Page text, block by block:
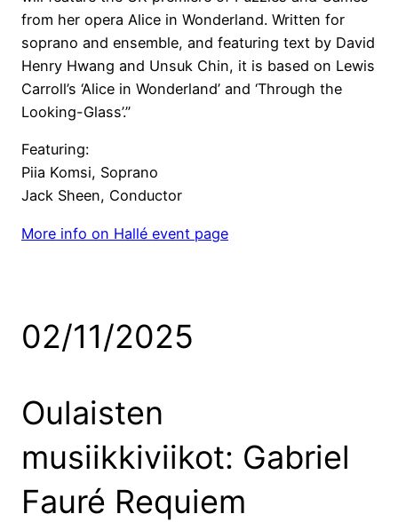
from her opera Alice in Wonderland. Written for
soprano and ensemble, and featuring text by David
Henry Hwang and Unsuk Chin, it is based on Lewis
Carroll’s ‘Alice in Wonderland’ and ‘Through the
Looking-Glass’.”
Featuring:
Piia Komsi, Soprano
Jack Sheen, Conductor
More info on Hallé event page
02/11/2025
Oulaisten
musiikkiviikot: Gabriel
Fauré Requiem